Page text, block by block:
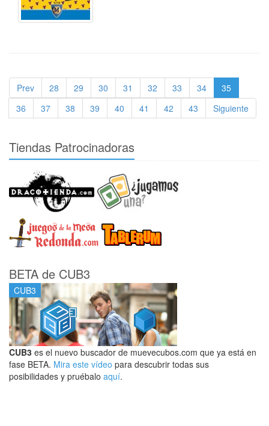
Prev 28 29 30 31 32 33 34
35
36
37 38 39 40 41 42 43 Siguiente
Tiendas Patrocinadoras
BETA de CUB3
CUB3
CUB3 es el nuevo buscador de muevecubos.com que ya está en
fase BETA. Mira este vídeo para descubrir todas sus
posibilidades y pruébalo aquí.